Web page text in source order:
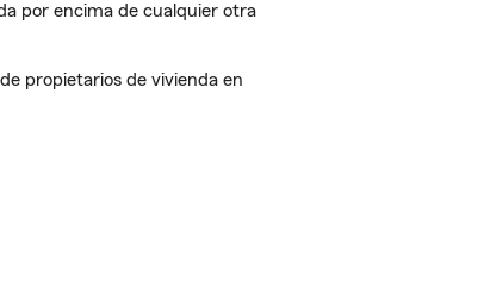
por encima de cualquier otra
propietarios de vivienda en